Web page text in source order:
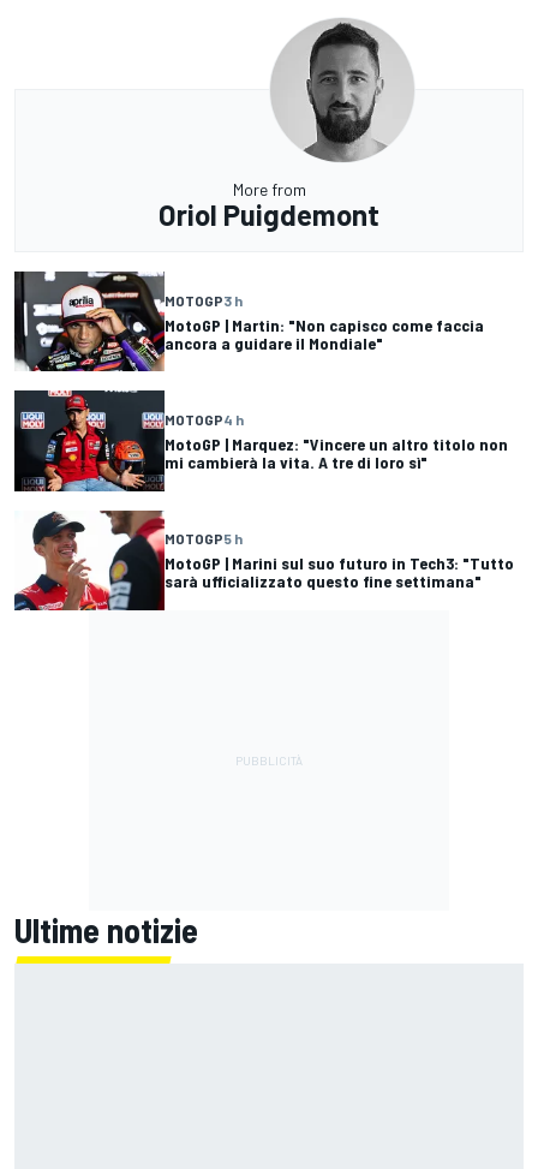
More from
Oriol Puigdemont
MOTOGP3 h
MotoGP | Martin: "Non capisco come faccia
ancora a guidare il Mondiale"
MOTOGP4 h
MotoGP | Marquez: "Vincere un altro titolo non
mi cambierà la vita. A tre di loro sì"
MOTOGP5 h
MotoGP | Marini sul suo futuro in Tech3: "Tutto
sarà ufficializzato questo fine settimana"
Ultime notizie